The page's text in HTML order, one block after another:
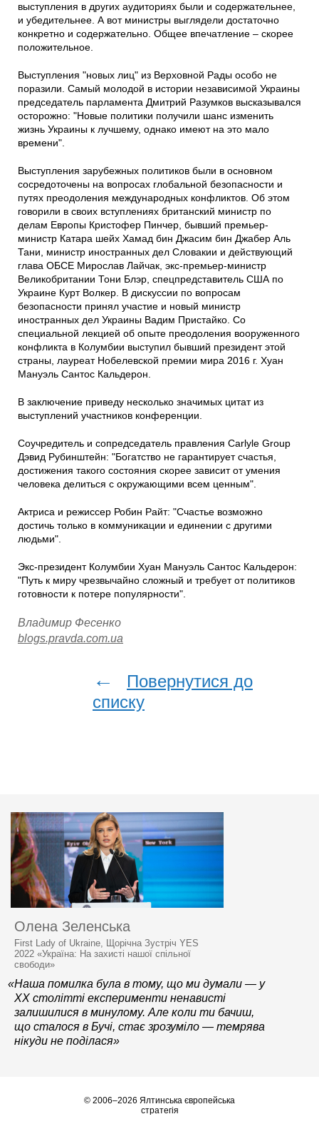
выступления в других аудиториях были и содержательнее,
и убедительнее. А вот министры выглядели достаточно
конкретно и содержательно. Общее впечатление – скорее
положительное.
Выступления "новых лиц" из Верховной Рады особо не
поразили. Самый молодой в истории независимой Украины
председатель парламента Дмитрий Разумков высказывался
осторожно: "Новые политики получили шанс изменить
жизнь Украины к лучшему, однако имеют на это мало
времени".
Выступления зарубежных политиков были в основном
сосредоточены на вопросах глобальной безопасности и
путях преодоления международных конфликтов. Об этом
говорили в своих вступлениях британский министр по
делам Европы Кристофер Пинчер, бывший премьер-
министр Катара шейх Хамад бин Джасим бин Джабер Аль
Тани, министр иностранных дел Словакии и действующий
глава ОБСЕ Мирослав Лайчак, экс-премьер-министр
Великобритании Тони Блэр, спецпредставитель США по
Украине Курт Волкер. В дискуссии по вопросам
безопасности принял участие и новый министр
иностранных дел Украины Вадим Пристайко. Со
специальной лекцией об опыте преодоления вооруженного
конфликта в Колумбии выступил бывший президент этой
страны, лауреат Нобелевской премии мира 2016 г. Хуан
Мануэль Сантос Кальдерон.
В заключение приведу несколько значимых цитат из
выступлений участников конференции.
Соучредитель и сопредседатель правления Carlyle Group
Дэвид Рубинштейн: "Богатство не гарантирует счастья,
достижения такого состояния скорее зависит от умения
человека делиться с окружающими всем ценным".
Актриса и режиссер Робин Райт: "Счастье возможно
достичь только в коммуникации и единении с другими
людьми".
Экс-президент Колумбии Хуан Мануэль Сантос Кальдерон:
"Путь к миру чрезвычайно сложный и требует от политиков
готовности к потере популярности".
Владимир Фесенко
blogs.pravda.com.ua
←
Повернутися до
списку
Олена Зеленська
First Lady of Ukraine, Щорічна Зустріч YES
2022 «Україна: На захисті нашої спільної
свободи»
«Наша помилка була в тому, що ми думали — у
XX столітті експерименти ненависті
залишилися в минулому. Але коли ти бачиш,
що сталося в Бучі, стає зрозуміло — темрява
нікуди не поділася»
© 2006–2026 Ялтинська європейська
стратегія